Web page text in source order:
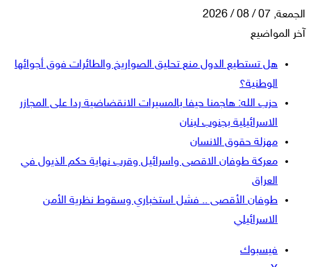
الجمعة, 07 / 08 / 2026
آخر المواضيع
هل تستطيع الدول منع تحليق الصواريخ والطائرات فوق أجوائها
الوطنية؟
حزب الله: هاجمنا حيفا بالمسيرات الانقضاضية ردا على المجازر
الاسرائيلية بجنوب لبنان
مهزلة حقوق الانسان
معركة طوفان الاقصى واسرائيل وقرب نهاية حكم الذيول في
العراق
طوفان الأقصى .. فشل استخباري وسقوط نظرية الأمن
الاسرائيلي
فيسبوك